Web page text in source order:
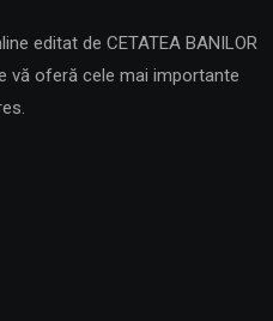
editat de CETATEA BANILOR
vă oferă cele mai importante